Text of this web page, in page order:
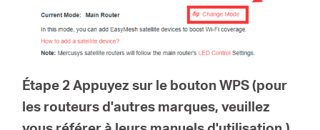
Étape 2 Appuyez sur le bouton WPS (pour
les routeurs d'autres marques, veuillez